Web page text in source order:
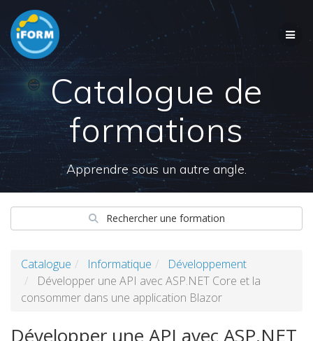
content
Catalogue de
formations
Apprendre sous un autre angle.
Rechercher une formation
Catalogue Informatique
Développement
Développer une API avec ASP.NET Core et la
consommer dans une application Blazor
Développer une API avec ASP.NET